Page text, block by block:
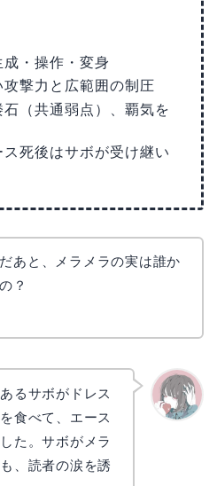
・操作・変身
撃力と広範囲の制圧
（共通弱点）、覇気を
死後はサボが受け継い
あと、メラメラの実は誰か
？
るサボがドレス
食べて、エース
た。サボがメラ
、読者の涙を誘